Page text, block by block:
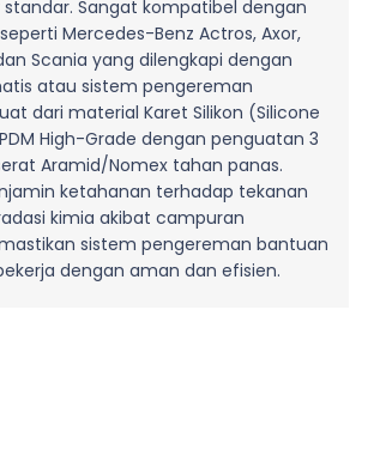
Sangat kompatibel dengan
Mercedes-Benz Actros, Axor,
Scania yang dilengkapi dengan
atau sistem pengereman
dari material Karet Silikon (Silicone
High-Grade dengan penguatan 3
Aramid/Nomex tahan panas.
ketahanan terhadap tekanan
kimia akibat campuran
sistem pengereman bantuan
dengan aman dan efisien.